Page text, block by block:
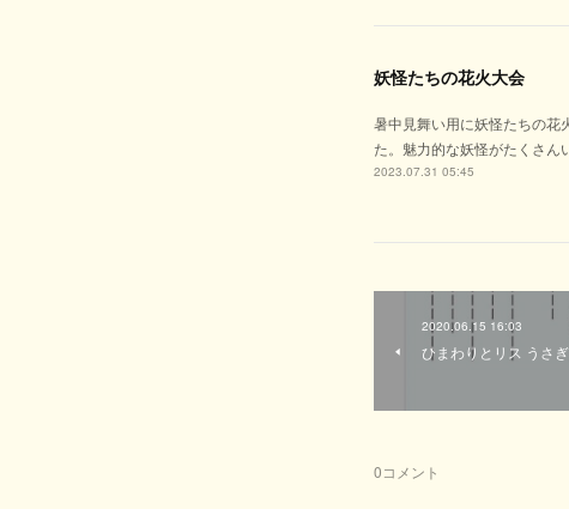
妖怪たちの花火大会
暑中見舞い用に妖怪たちの花
た。魅力的な妖怪がたくさ
2023.07.31 05:45
2020.06.15 16:03
ひまわりとリス うさぎ
0コメント